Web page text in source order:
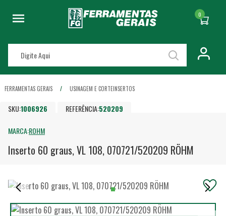
0
FERRAMENTAS GERAIS USINAGEM E CORTEINSERTOS
SKU:1006926 REFERÊNCIA:520209
MARCA:ROHM
Inserto 60 graus, VL 108, 070721/520209 RÖHM